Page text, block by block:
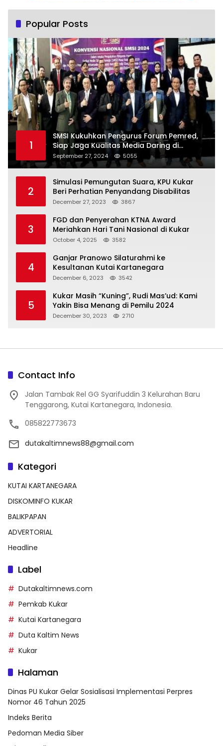
Popular Posts
1
SMSI Kukuhkan Pengurus Forum Pemred,
Siap Jaga Kualitas Media Daring di
Indonesia
September 27, 2024 5055
2
Simulasi Pemungutan Suara, KPU Kukar
Beri Perhatian Penyandang Disabilitas
December 27, 2023 3867
3
FGD dan Penyerahan KTNA Award
Meriahkan Hari Tani Nasional di Kukar
October 4, 2025 3582
4
Ganjar Pranowo Silaturahmi ke
Kesultanan Kutai Kartanegara
December 6, 2023 3542
5
Kukar Masih “Kuning”, Rudi Mas’ud: Kami
Yakin Bisa Menang di Pemilu 2024
December 30, 2023 2710
Contact Info
Jalan Tambak Rel GG Syarifuddin 3 Kelurahan Baru
Tenggarong, Kutai Kartanegara, Indonesia.
085822773673
dutakaltimnews88@gmail.com
Kategori
KUTAI KARTANEGARA
DISKOMINFO KUKAR
BALIKPAPAN
ADVERTORIAL
Headline
Label
Dutakaltimnews.com
Pemkab Kukar
Kutai Kartanegara
Duta Kaltim News
Kukar
Halaman
Dinas PU Kukar Gelar Sosialisasi Implementasi Perpres
Nomor 46 Tahun 2025
Indeks Berita
Pedoman Media Siber